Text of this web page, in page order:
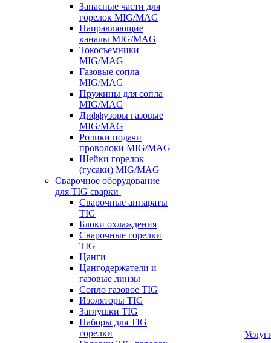
Запасные части для
горелок MIG/MAG
Направляющие
каналы MIG/MAG
Токосъемники
MIG/MAG
Газовые сопла
MIG/MAG
Пружины для сопла
MIG/MAG
Диффузоры газовые
MIG/MAG
Ролики подачи
проволоки MIG/MAG
Шейки горелок
(гусаки) MIG/MAG
Сварочное оборудование
для TIG сварки
Сварочные аппараты
TIG
Блоки охлаждения
Сварочные горелки
TIG
Цанги
Цангодержатели и
газовые линзы
Сопло газовое TIG
Изоляторы TIG
Заглушки TIG
Наборы для TIG
горелки